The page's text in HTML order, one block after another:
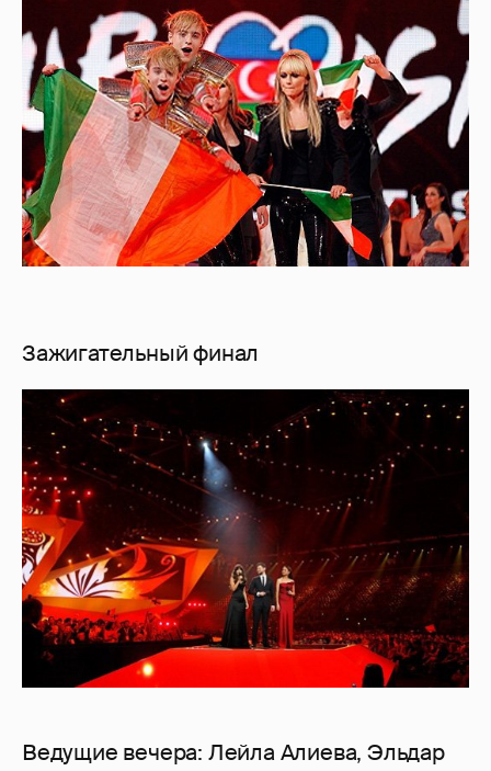
Зажигательный финал
Ведущие вечера: Лейла Алиева, Эльдар